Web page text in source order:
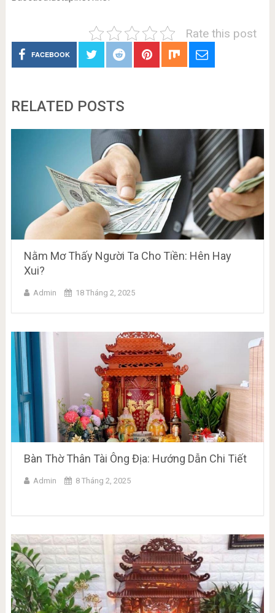
Rate this post
FACEBOOK
RELATED POSTS
Nằm Mơ Thấy Người Ta Cho Tiền: Hên Hay
Xui?
Admin 18 Tháng 2, 2025
Bàn Thờ Thân Tài Ông Địa: Hướng Dẫn Chi Tiết
Admin 8 Tháng 2, 2025